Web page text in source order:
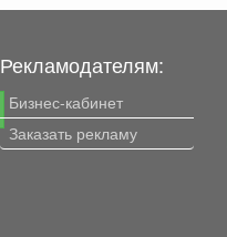
Рекламодателям:
Бизнес-кабинет
Заказать рекламу